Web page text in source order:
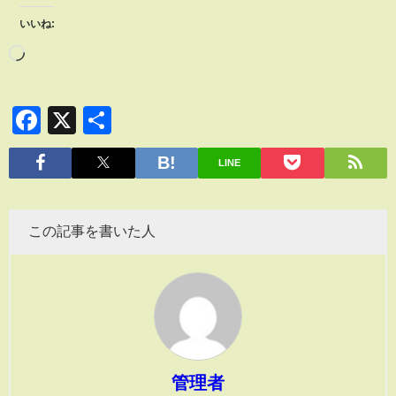
いいね:
Facebook
X
有
LINE
この記事を書いた人
管理者